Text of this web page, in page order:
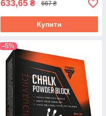
633,65 ₴ 667 ₴
Купити
–5%